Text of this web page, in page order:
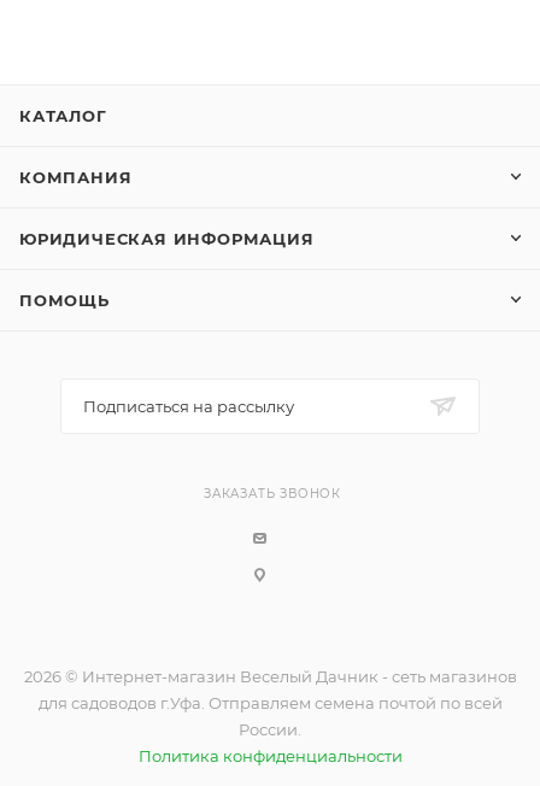
КАТАЛОГ
КОМПАНИЯ
ЮРИДИЧЕСКАЯ ИНФОРМАЦИЯ
ПОМОЩЬ
Подписаться на рассылку
ЗАКАЗАТЬ ЗВОНОК
2026 © Интернет-магазин Веселый Дачник - сеть магазинов
для садоводов г.Уфа. Отправляем семена почтой по всей
России.
Политика конфиденциальности